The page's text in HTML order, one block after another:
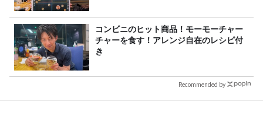
コンビニのヒット商品！モーモーチャー
チャーを食す！アレンジ自在のレシピ付
き
Recommended by